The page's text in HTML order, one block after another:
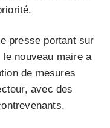
presse portant sur
le nouveau maire a
de mesures
avec des